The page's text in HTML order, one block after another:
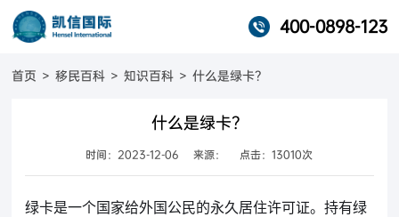
400-0898-123
首页 > 移民百科 > 知识百科 > 什么是绿卡？
什么是绿卡？
时间：2023-12-06 来源： 点击：13010次
绿卡是一个国家给外国公民的永久居住许可证。持有绿